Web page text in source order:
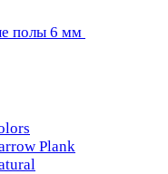
полы 6 мм
Plank